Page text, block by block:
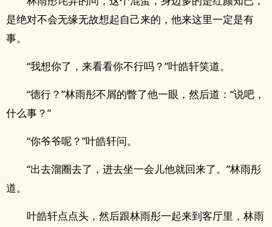
是绝对不会无缘无故想起自己来的，他来这里一定是有
事。
“我想你了，来看看你不行吗？”叶皓轩笑道。
“德行？”林雨彤不屑的瞥了他一眼，然后道：“说吧，
什么事？”
“你爷爷呢？”叶皓轩问。
“出去溜圈去了，进去坐一会儿他就回来了。”林雨彤
道。
叶皓轩点点头，然后跟林雨彤一起来到客厅里，林雨